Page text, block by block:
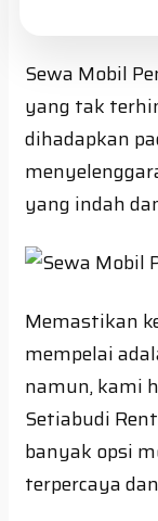
Sewa Mobil
yang tak
dihadapkan
yang indah
Memastikan
mempelai
namun, kami
Setiabudi
banyak opsi
terpercaya